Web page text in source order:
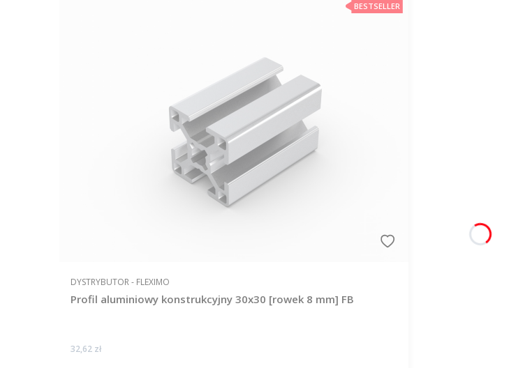
BESTSELLER
Profil aluminiowy konstrukcyjny 30x30 [rowek 8 mm] FB
PRODUCENT
DYSTRYBUTOR - FLEXIMO
Cena
32,62 zł